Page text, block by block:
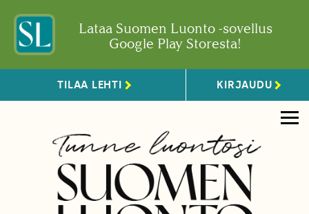
Lataa Suomen Luonto -sovellus
Google Play Storesta!
TILAA LEHTI KIRJAUDU